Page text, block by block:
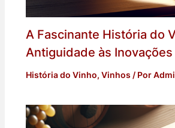
A Fascinante História do
Antiguidade às
História do Vinho, Vinhos / Por